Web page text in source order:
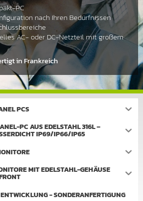
PC
nach Ihren Bedürfnissen
AC- oder DC-Netzteil mit großem
in Frankreich
PCS
PC AUS EDELSTAHL 316L –
IP69/IP66/IP65
MIT EDELSTAHL-GEHÄUSE
- SONDERANFERTIGUNG